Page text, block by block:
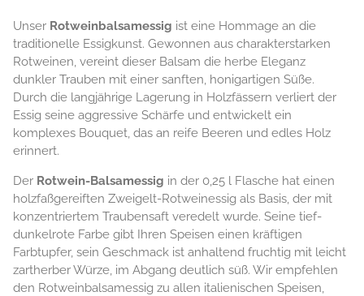
Unser Rotweinbalsamessig ist eine Hommage an die
traditionelle Essigkunst. Gewonnen aus charakterstarken
Rotweinen, vereint dieser Balsam die herbe Eleganz
dunkler Trauben mit einer sanften, honigartigen Süße.
Durch die langjährige Lagerung in Holzfässern verliert der
Essig seine aggressive Schärfe und entwickelt ein
komplexes Bouquet, das an reife Beeren und edles Holz
erinnert.
Der Rotwein-Balsamessig in der 0,25 l Flasche hat einen
holzfaßgereiften Zweigelt-Rotweinessig als Basis, der mit
konzentriertem Traubensaft veredelt wurde. Seine tief-
dunkelrote Farbe gibt Ihren Speisen einen kräftigen
Farbtupfer, sein Geschmack ist anhaltend fruchtig mit leicht
zartherber Würze, im Abgang deutlich süß. Wir empfehlen
den Rotweinbalsamessig zu allen italienischen Speisen,